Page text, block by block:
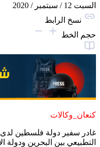
السبت 12 / سبتمبر / 2020
نسخ الرابط
حجم الخط
كنعان_وكالات
غادر سفير دولة فلسطين لدى
التطبيعي بين البحرين ودولة